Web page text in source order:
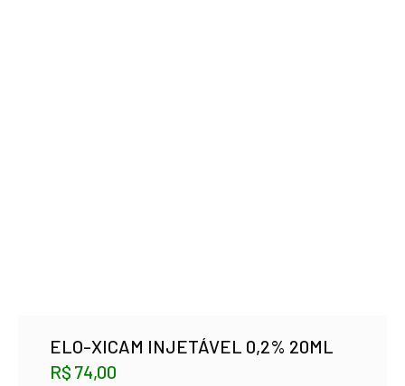
ELO-XICAM INJETÁVEL 0,2% 20ML
R$ 74,00